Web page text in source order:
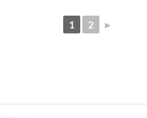
1 2 ►